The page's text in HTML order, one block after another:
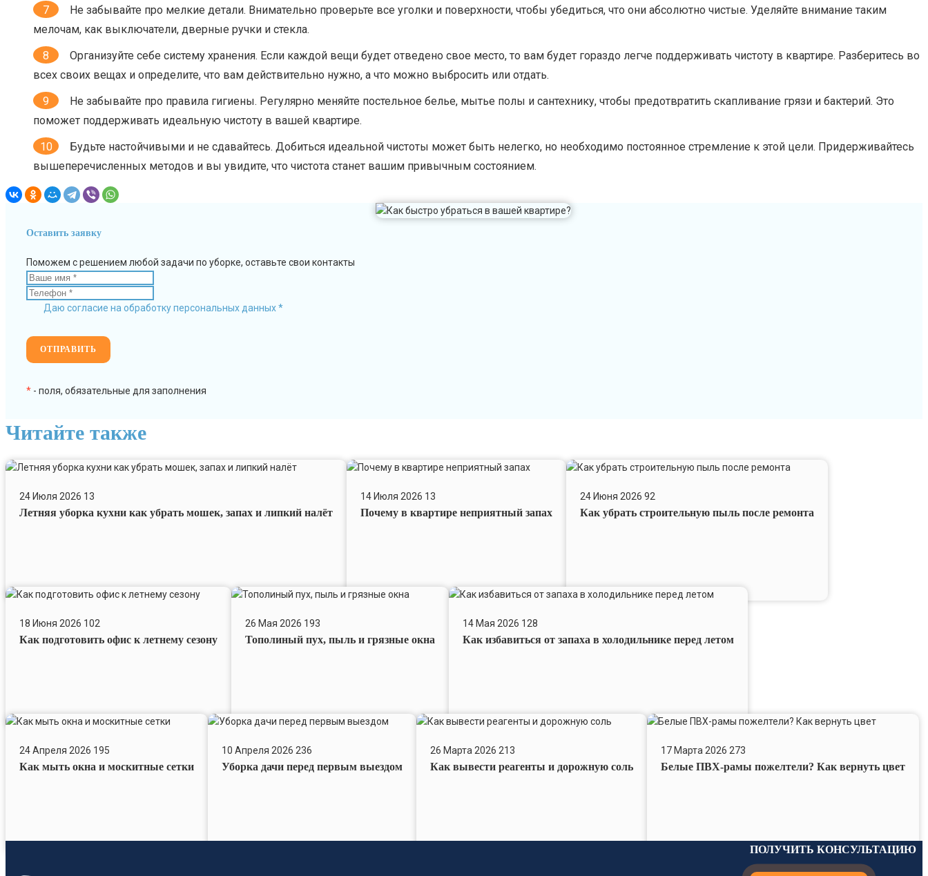
Не забывайте про мелкие детали. Внимательно проверьте все уголки и поверхности, чтобы убедиться, что они абсолютно чистые. Уделяйте внимание таким
мелочам, как выключатели, дверные ручки и стекла.
Организуйте себе систему хранения. Если каждой вещи будет отведено свое место, то вам будет гораздо легче поддерживать чистоту в квартире. Разберитесь во
всех своих вещах и определите, что вам действительно нужно, а что можно выбросить или отдать.
Не забывайте про правила гигиены. Регулярно меняйте постельное белье, мытье полы и сантехнику, чтобы предотвратить скапливание грязи и бактерий. Это
поможет поддерживать идеальную чистоту в вашей квартире.
Будьте настойчивыми и не сдавайтесь. Добиться идеальной чистоты может быть нелегко, но необходимо постоянное стремление к этой цели. Придерживайтесь
вышеперечисленных методов и вы увидите, что чистота станет вашим привычным состоянием.
Оставить заявку
Поможем с решением любой задачи по уборке, оставьте свои контакты
Даю согласие на обработку персональных данных *
* - поля, обязательные для заполнения
Читайте также
Летняя
кухни
как
липкий
24 Июля 2026 13
Летняя уборка кухни как убрать мошек, запах и липкий налёт
Почему
квартире
неприятный
14 Июля 2026 13
Почему в квартире неприятный запах
Как
строительную
пыль
24 Июня 2026 92
Как убрать строительную пыль после ремонта
Как
офис18 Июня 2026 102
Как подготовить офис к летнему сезону
Тополиный
пыль26 Мая 2026 193
Тополиный пух, пыль и грязные окна
Как
запаха
14 Мая 2026 128
Как избавиться от запаха в холодильнике перед летом
Как
окна24 Апреля 2026 195
Как мыть окна и москитные сетки
Уборка
перед
первым
10 Апреля 2026 236
Уборка дачи перед первым выездом
Как
реагенты
26 Марта 2026 213
Как вывести реагенты и дорожную соль
Белые
рамы
пожелтели?
17 Марта 2026 273
Белые ПВХ-рамы пожелтели? Как вернуть цвет
ПОЛУЧИТЬ КОНСУЛЬТАЦИЮ